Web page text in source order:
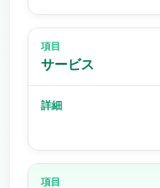
サービス